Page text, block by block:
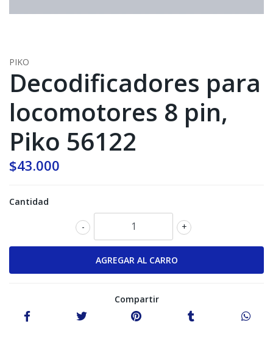
PIKO
Decodificadores para
locomotores 8 pin,
Piko 56122
$43.000
Cantidad
+
-
Compartir